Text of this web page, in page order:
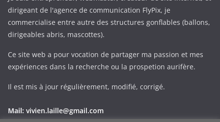
dirigeant de l'agence de communication FlyPix, je
commercialise entre autre des structures gonflables (ballons,
dirigeables abris, mascottes).
Ce site web a pour vocation de partager ma passion et mes
expériences dans la recherche ou la prospetion aurifère.
Il est mis à jour régulièrement, modifié, corrigé.
Mail: vivien.laille@gmail.com